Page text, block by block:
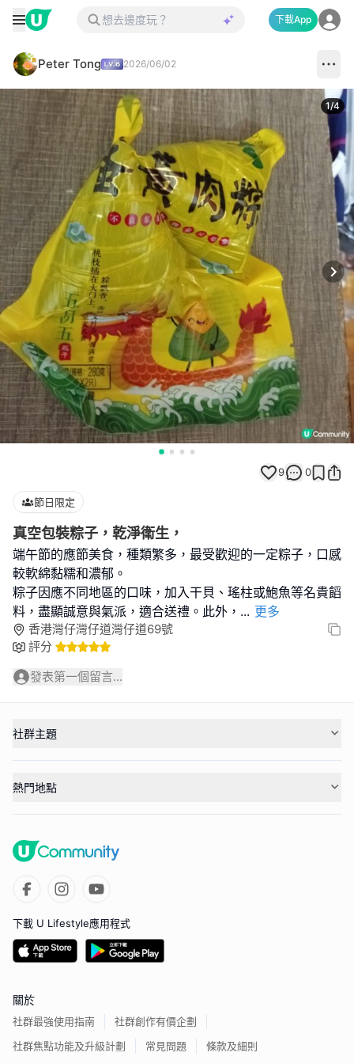
下載App
Peter Tong 2026/06/02
1/4
9 0
節日限定
真空包裝粽子，乾淨衛生，
端午節的應節美食，種類繁多，最受歡迎的一定粽子，口感
較軟綿黏糯和濃郁。
粽子因應不同地區的口味，加入干貝、瑤柱或鮑魚等名貴饀
料，盡顯誠意與氣派，適合送禮。此外， ... 更多
香港灣仔灣仔道灣仔道69號
評分
發表第一個留言...
社群主題
熱門地點
下載 U Lifestyle應用程式
關於
社群最強使用指南
社群創作有價企劃
社群焦點功能及升級計劃
常見問題 條款及細則